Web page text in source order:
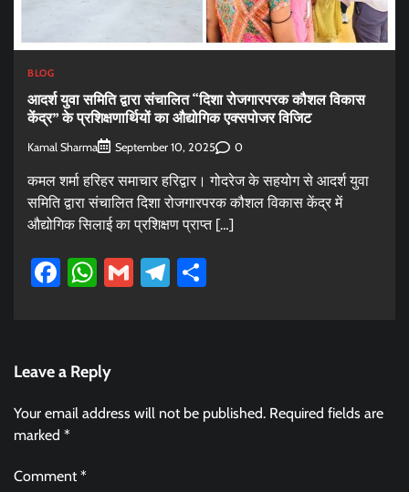
BLOG
आदर्श युवा समिति द्वारा संचालित “दिशा रोजगारपरक कौशल विकास
केंद्र” के प्रशिक्षणार्थियों का औद्योगिक एक्सपोजर विजिट
Kamal Sharma September 10, 2025 0
कमल शर्मा हरिहर समाचार हरिद्वार। गोदरेज के सहयोग से आदर्श युवा
समिति द्वारा संचालित दिशा रोजगारपरक कौशल विकास केंद्र में
औद्योगिक सिलाई का प्रशिक्षण प्राप्त […]
Facebook
WhatsApp
GmailTelegram
Leave a Reply
Your email address will not be published. Required fields are
marked *
Comment*